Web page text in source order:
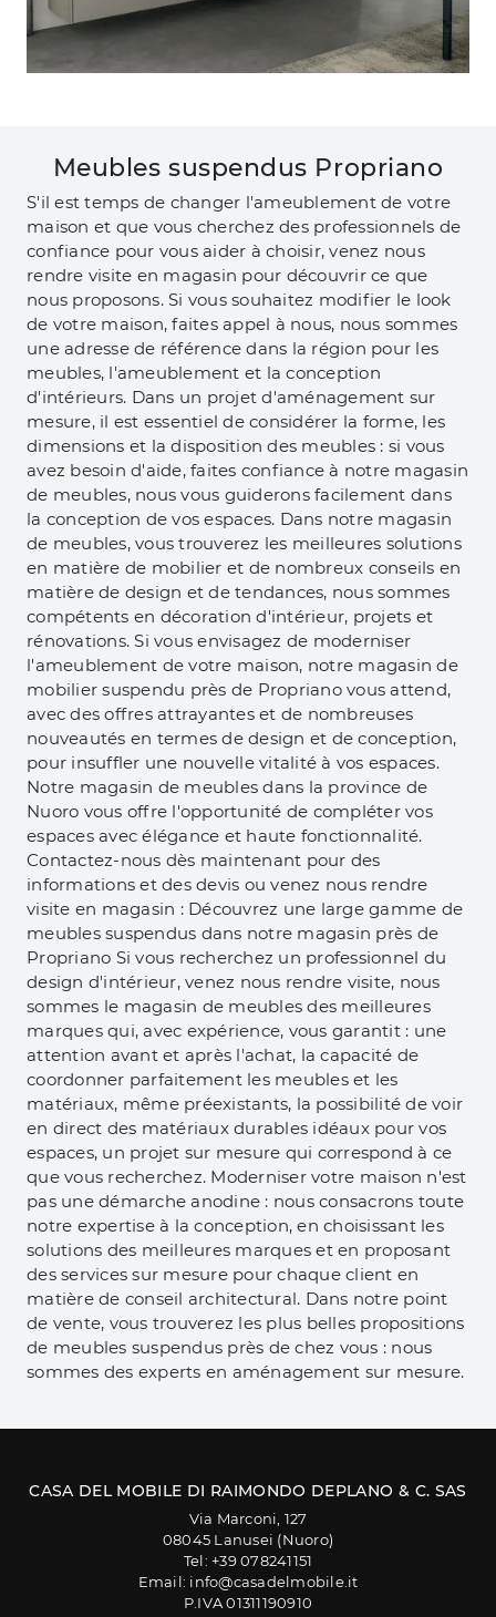
Meubles suspendus Propriano
S'il est temps de changer l'ameublement de votre
maison et que vous cherchez des professionnels de
confiance pour vous aider à choisir, venez nous
rendre visite en magasin pour découvrir ce que
nous proposons. Si vous souhaitez modifier le look
de votre maison, faites appel à nous, nous sommes
une adresse de référence dans la région pour les
meubles, l'ameublement et la conception
d'intérieurs. Dans un projet d'aménagement sur
mesure, il est essentiel de considérer la forme, les
dimensions et la disposition des meubles : si vous
avez besoin d'aide, faites confiance à notre magasin
de meubles, nous vous guiderons facilement dans
la conception de vos espaces. Dans notre magasin
de meubles, vous trouverez les meilleures solutions
en matière de mobilier et de nombreux conseils en
matière de design et de tendances, nous sommes
compétents en décoration d'intérieur, projets et
rénovations. Si vous envisagez de moderniser
l'ameublement de votre maison, notre magasin de
mobilier suspendu près de Propriano vous attend,
avec des offres attrayantes et de nombreuses
nouveautés en termes de design et de conception,
pour insuffler une nouvelle vitalité à vos espaces.
Notre magasin de meubles dans la province de
Nuoro vous offre l'opportunité de compléter vos
espaces avec élégance et haute fonctionnalité.
Contactez-nous dès maintenant pour des
informations et des devis ou venez nous rendre
visite en magasin : Découvrez une large gamme de
meubles suspendus dans notre magasin près de
Propriano Si vous recherchez un professionnel du
design d'intérieur, venez nous rendre visite, nous
sommes le magasin de meubles des meilleures
marques qui, avec expérience, vous garantit : une
attention avant et après l'achat, la capacité de
coordonner parfaitement les meubles et les
matériaux, même préexistants, la possibilité de voir
en direct des matériaux durables idéaux pour vos
espaces, un projet sur mesure qui correspond à ce
que vous recherchez. Moderniser votre maison n'est
pas une démarche anodine : nous consacrons toute
notre expertise à la conception, en choisissant les
solutions des meilleures marques et en proposant
des services sur mesure pour chaque client en
matière de conseil architectural. Dans notre point
de vente, vous trouverez les plus belles propositions
de meubles suspendus près de chez vous : nous
sommes des experts en aménagement sur mesure.
CASA DEL MOBILE DI RAIMONDO DEPLANO & C. SAS
Via Marconi, 127
08045 Lanusei (Nuoro)
Tel: +39 078241151
Email: info@casadelmobile.it
P.IVA 01311190910